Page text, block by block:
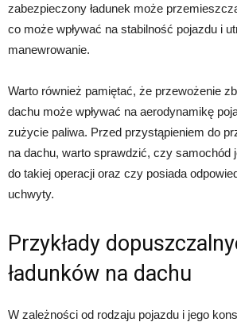
zabezpieczony ładunek może
co może wpływać na stabilność pojazdu i
manewrowanie.
Warto również pamiętać, że przewożenie
dachu może wpływać na aerodynamikę
zużycie paliwa. Przed przystąpieniem do
na dachu, warto sprawdzić, czy samochód
do takiej operacji oraz czy posiada
uchwyty.
Przykłady
ładunków na dachu
W zależności od rodzaju pojazdu i jego